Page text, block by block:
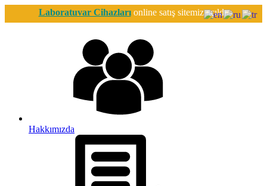
Laboratuvar Cihazlarıonline satış sitemiz açıldı.
Hakkımızda